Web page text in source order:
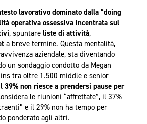
lavorativo dominato dalla “doing
operativa ossessiva incentrata sul
, spuntare liste di attività,
a breve termine. Questa mentalità,
aziendale, sta diventando
un sondaggio condotto da Megan
tra oltre 1.500 middle e senior
39% non riesce a prendersi pause per
le riunioni “affrettate”, il 37%
e il 29% non ha tempo per
ponderato agli altri.